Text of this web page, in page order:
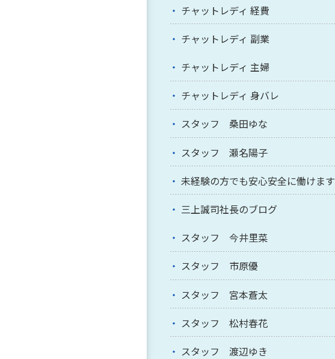
チャットレディ 経費
チャットレディ 副業
チャットレディ 主婦
チャットレディ 身バレ
スタッフ 桑田ゆな
スタッフ 瀬名陽子
未経験の方でも安心安全に働けます
三上誠司社長のブログ
スタッフ 今井里菜
スタッフ 市原優
スタッフ 宮本蒼太
スタッフ 松村春花
スタッフ 渡辺ゆき